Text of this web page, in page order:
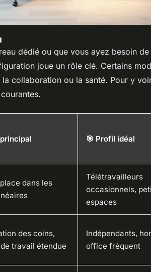
dédié ou que vous ayez besoin
joue un rôle clé. Certains
la collaboration ou la santé. Pour y
🎯 Profil idéal
dans les
Télétravailleurs
occasionnels,
espaces
des coins,
travail étendue
Indépendants,
office fréquent